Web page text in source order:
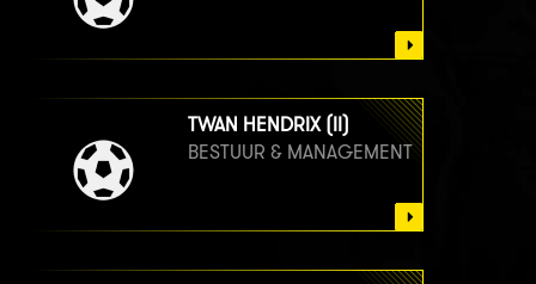
TWAN HENDRIX (II)
BESTUUR & MANAGEMENT